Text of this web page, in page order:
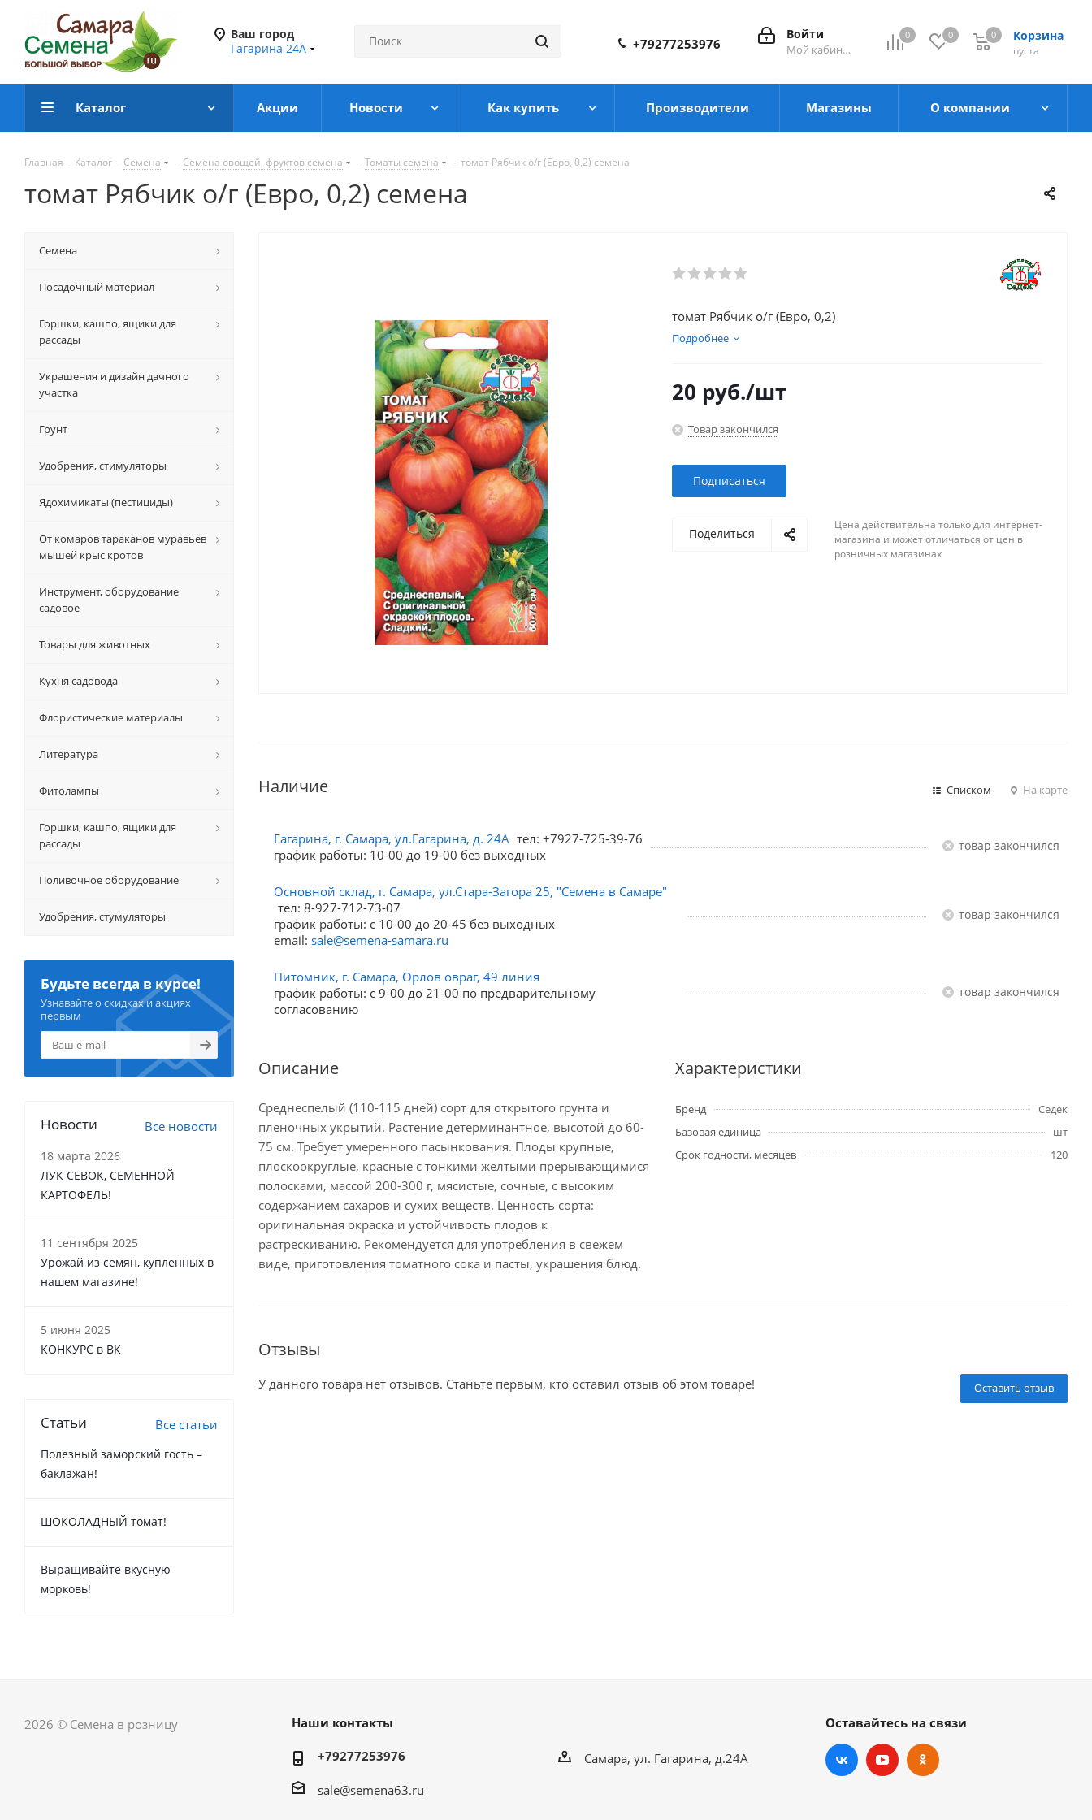
Ваш город
Гагарина 24А
0 0 Корзина
0
пуста
0
Войти
Мой кабинет
+79277253976
Каталог Акции Новости Как купить Производители Магазины О компании
Главная - Каталог - Семена - Семена овощей, фруктов семена - Томаты семена - томат Рябчик о/г (Евро, 0,2) семена
томат Рябчик о/г (Евро, 0,2) семена
томат Рябчик о/г (Евро, 0,2)
Подробнее
20 руб./шт
Товар закончился
Подписаться
Поделиться
Цена действительна только для интернет-
магазина и может отличаться от цен в
розничных магазинах
Наличие Списком На карте
Гагарина, г. Самара, ул.Гагарина, д. 24А тел: +7927-725-39-76
график работы: 10-00 до 19-00 без выходных
Товар закончился
Основной склад, г. Самара, ул.Стара-Загора 25, "Семена в Самаре"
тел: 8-927-712-73-07
график работы: с 10-00 до 20-45 без выходных
email: sale@semena-samara.ru
Товар закончился
Питомник, г. Самара, Орлов овраг, 49 линия
график работы: с 9-00 до 21-00 по предварительному
согласованию
Товар закончился
Описание
Среднеспелый (110-115 дней) сорт для открытого грунта и
пленочных укрытий. Растение детерминантное, высотой до 60-
75 см. Требует умеренного пасынкования. Плоды крупные,
плоскоокруглые, красные с тонкими желтыми прерывающимися
полосками, массой 200-300 г, мясистые, сочные, с высоким
содержанием сахаров и сухих веществ. Ценность сорта:
оригинальная окраска и устойчивость плодов к
растрескиванию. Рекомендуется для употребления в свежем
виде, приготовления томатного сока и пасты, украшения блюд.
Характеристики
Бренд
Седек
Базовая единица
шт
Срок годности, месяцев
120
Отзывы
Оставить отзыв
У данного товара нет отзывов. Станьте первым, кто оставил отзыв об этом товаре!
Семена
Посадочный материал
Горшки, кашпо, ящики для
рассады
Украшения и дизайн дачного
участка
Грунт
Удобрения, стимуляторы
Ядохимикаты (пестициды)
От комаров тараканов муравьев
мышей крыс кротов
Инструмент, оборудование
садовое
Товары для животных
Кухня садовода
Флористические материалы
Литература
Фитолампы
Горшки, кашпо, ящики для
рассады
Поливочное оборудование
Удобрения, стумуляторы
Будьте всегда в курсе!
Узнавайте о скидках и акциях
первым
Новости Все новости
18 марта 2026
ЛУК СЕВОК, СЕМЕННОЙ
КАРТОФЕЛЬ!
11 сентября 2025
Урожай из семян, купленных в
нашем магазине!
5 июня 2025
КОНКУРС в ВК
Статьи Все статьи
Полезный заморский гость –
баклажан!
ШОКОЛАДНЫЙ томат!
Выращивайте вкусную
морковь!
2026 © Семена в розницу Наши контакты
+79277253976
sale@semena63.ru
Самара, ул. Гагарина, д.24А
Оставайтесь на связи